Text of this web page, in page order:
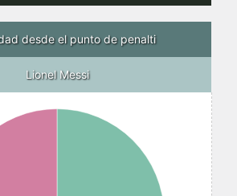
desde el punto de penalti
Lionel Messi